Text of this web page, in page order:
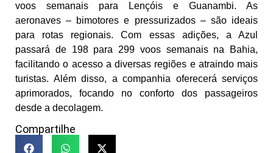
voos semanais para Lençóis e Guanambi. As
aeronaves – bimotores e pressurizados – são ideais
para rotas regionais. Com essas adições, a Azul
passará de 198 para 299 voos semanais na Bahia,
facilitando o acesso a diversas regiões e atraindo mais
turistas. Além disso, a companhia oferecerá serviços
aprimorados, focando no conforto dos passageiros
desde a decolagem.
Compartilhe